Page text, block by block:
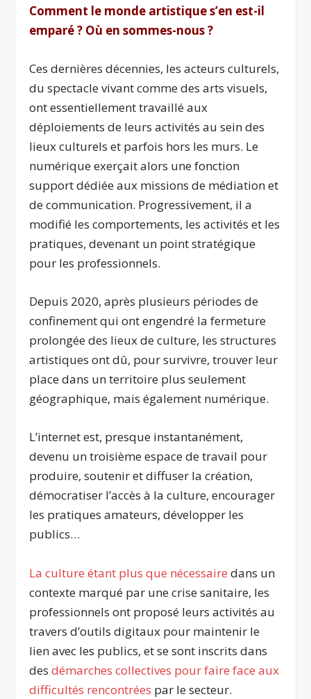
Comment le monde artistique s’en est-il
emparé ? Où en sommes-nous ?
Ces dernières décennies, les acteurs culturels,
du spectacle vivant comme des arts visuels,
ont essentiellement travaillé aux
déploiements de leurs activités au sein des
lieux culturels et parfois hors les murs. Le
numérique exerçait alors une fonction
support dédiée aux missions de médiation et
de communication. Progressivement, il a
modifié les comportements, les activités et les
pratiques, devenant un point stratégique
pour les professionnels.
Depuis 2020, après plusieurs périodes de
confinement qui ont engendré la fermeture
prolongée des lieux de culture, les structures
artistiques ont dû, pour survivre, trouver leur
place dans un territoire plus seulement
géographique, mais également numérique.
L’internet est, presque instantanément,
devenu un troisième espace de travail pour
produire, soutenir et diffuser la création,
démocratiser l’accès à la culture, encourager
les pratiques amateurs, développer les
publics…
La culture étant plus que nécessaire dans un
contexte marqué par une crise sanitaire, les
professionnels ont proposé leurs activités au
travers d’outils digitaux pour maintenir le
lien avec les publics, et se sont inscrits dans
desdémarches collectives pour faire face aux
difficultés rencontrées par le secteur.